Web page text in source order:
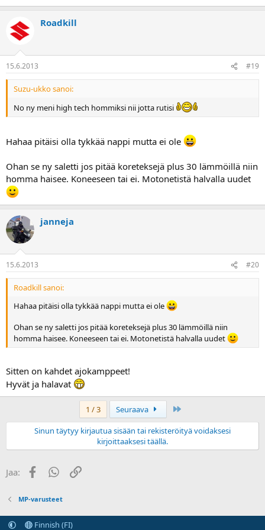
Roadkill
15.6.2013 #19
Suzu-ukko sanoi:
No ny meni high tech hommiksi nii jotta rutisi
Hahaa pitäisi olla tykkää nappi mutta ei ole
Ohan se ny saletti jos pitää koreteksejä plus 30 lämmöillä niin
homma haisee. Koneeseen tai ei. Motonetistä halvalla uudet
janneja
15.6.2013 #20
Roadkill sanoi:
Hahaa pitäisi olla tykkää nappi mutta ei ole
Ohan se ny saletti jos pitää koreteksejä plus 30 lämmöillä niin
homma haisee. Koneeseen tai ei. Motonetistä halvalla uudet
Sitten on kahdet ajokamppeet!
Hyvät ja halavat
1 / 3 Seuraava
Sinun täytyy kirjautua sisään tai rekisteröityä voidaksesi
kirjoittaaksesi täällä.
Jaa: FacebookWhatsApp
Linkki
MP-varusteet
Finnish (FI)